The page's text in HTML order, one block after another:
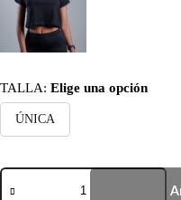
TALLA: Elige una opción
ÚNICA
CROPTOP
LILA